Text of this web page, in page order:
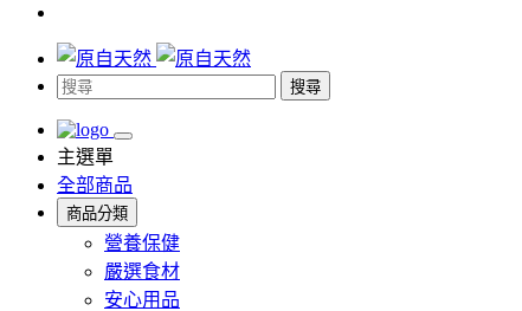
搜尋
主選單
全部商品
商品分類
營養保健
嚴選食材
安心用品